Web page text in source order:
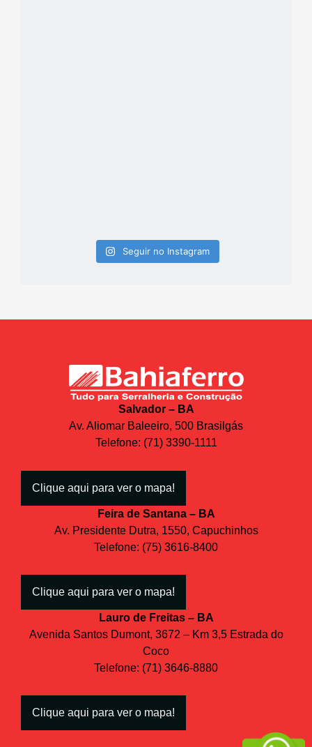
Seguir no Instagram
Salvador – BA
Av. Aliomar Baleeiro, 500 Brasilgás
Telefone: (71) 3390-1111
Clique aqui para ver o mapa!
Feira de Santana – BA
Av. Presidente Dutra, 1550, Capuchinhos
Telefone: (75) 3616-8400
Clique aqui para ver o mapa!
Lauro de Freitas – BA
Avenida Santos Dumont, 3672 – Km 3,5 Estrada do
Coco
Telefone: (71) 3646-8880
Clique aqui para ver o mapa!